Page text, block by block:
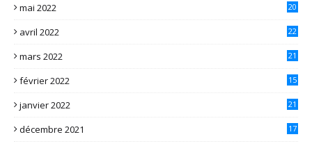
mai 2022 20
avril 2022 22
mars 2022 21
février 2022 15
janvier 2022 21
décembre 2021 17